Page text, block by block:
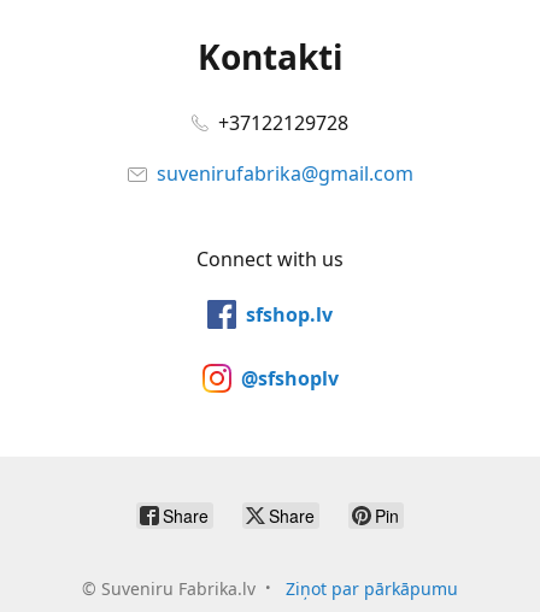
Kontakti
+37122129728
suvenirufabrika@gmail.com
Connect with us
sfshop.lv
@sfshoplv
Share Share Pin
© Suveniru Fabrika.lv Ziņot par pārkāpumu